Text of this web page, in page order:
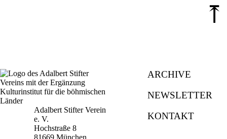
⤒
Adalbert Stifter Verein
e. V.
Hochstraße 8
81669 München
ARCHIVE
NEWSLETTER
KONTAKT